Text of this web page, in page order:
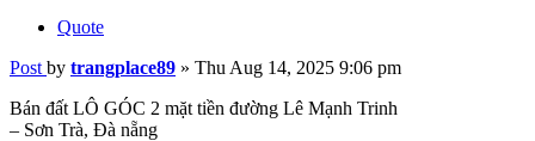
Quote
Post by trangplace89 » Thu Aug 14, 2025 9:06 pm
Bán đất LÔ GÓC 2 mặt tiền đường Lê Mạnh Trinh
– Sơn Trà, Đà nẵng